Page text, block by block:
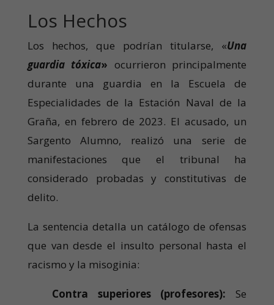
Los Hechos
Los hechos, que podrían titularse, «Una
guardia tóxica» ocurrieron principalmente
durante una guardia en la Escuela de
Especialidades de la Estación Naval de la
Graña, en febrero de 2023. El acusado, un
Sargento Alumno, realizó una serie de
manifestaciones que el tribunal ha
considerado probadas y constitutivas de
delito.
La sentencia detalla un catálogo de ofensas
que van desde el insulto personal hasta el
racismo y la misoginia:
Contra superiores (profesores): Se